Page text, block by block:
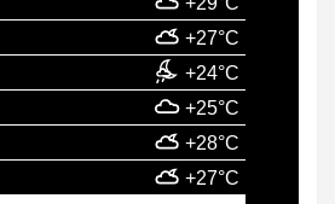
+27°C
+24°C
+25°C
+28°C
+27°C